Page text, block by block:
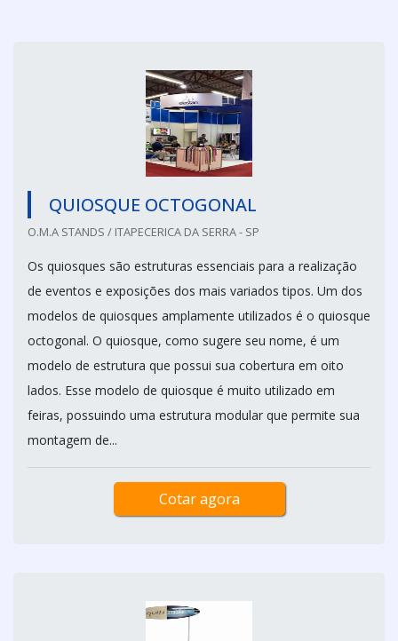
QUIOSQUE OCTOGONAL
O.M.A STANDS / ITAPECERICA DA SERRA - SP
Os quiosques são estruturas essenciais para a realização
de eventos e exposições dos mais variados tipos. Um dos
modelos de quiosques amplamente utilizados é o quiosque
octogonal. O quiosque, como sugere seu nome, é um
modelo de estrutura que possui sua cobertura em oito
lados. Esse modelo de quiosque é muito utilizado em
feiras, possuindo uma estrutura modular que permite sua
montagem de...
Cotar agora